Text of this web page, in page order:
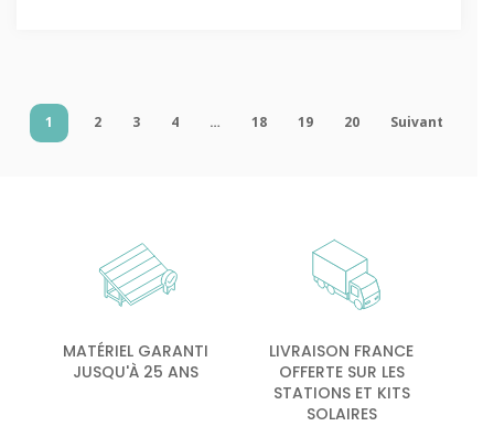
1 2 3 4 … 18 19 20 Suivant
MATÉRIEL GARANTI
JUSQU'À 25 ANS
LIVRAISON FRANCE
OFFERTE SUR LES
STATIONS ET KITS
SOLAIRES